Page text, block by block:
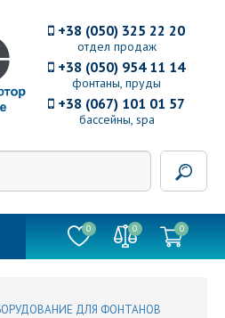
отдел продаж
+38 (050) 325 22 20
фонтаны, пруды
+38 (050) 954 11 14
бассейны, spa
+38 (067) 101 01 57
0 0 0
ДЛЯ ФОНТАНОВ